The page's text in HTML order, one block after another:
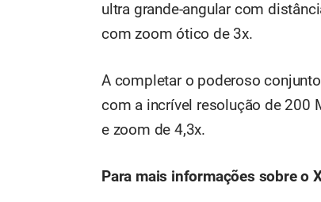
ultra grande-angular com
com zoom ótico de 3x.
A completar o poderoso
com a incrível resolução de 200
e zoom de 4,3x.
Para mais informações sobre o